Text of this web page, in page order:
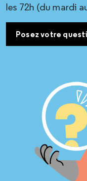
les 72h (du mardi
Posez votre